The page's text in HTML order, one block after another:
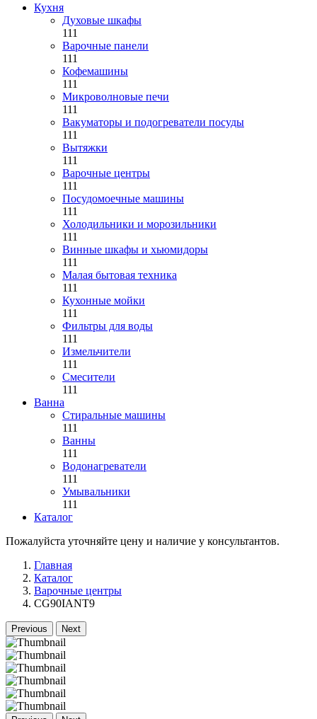
Кухня
Духовые шкафы
111
Варочные панели
111
Кофемашины
111
Микроволновые печи
111
Вакуматоры и подогреватели посуды
111
Вытяжки
111
Варочные центры
111
Посудомоечные машины
111
Холодильники и морозильники
111
Винные шкафы и хьюмидоры
111
Малая бытовая техника
111
Кухонные мойки
111
Фильтры для воды
111
Измельчители
111
Смесители
111
Ванна
Стиральные машины
111
Ванны
111
Водонагреватели
111
Умывальники
111
Каталог
Пожалуйста уточняйте цену и наличие у консультантов.
Главная
Каталог
Варочные центры
CG90IANT9
Previous Next